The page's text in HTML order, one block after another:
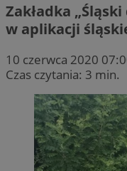
Zakładka
w aplikacji
10 czerwca 2020
Czas czytania: 3 min.